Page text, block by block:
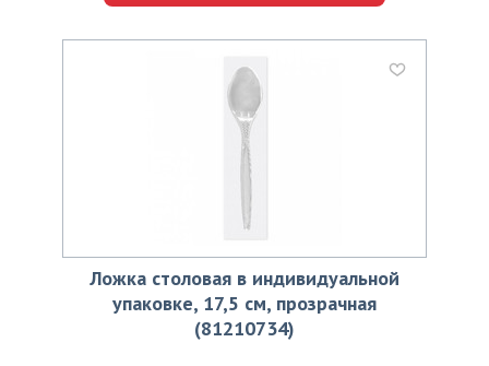
Ложка столовая в индивидуальной
упаковке, 17,5 см, прозрачная
(81210734)